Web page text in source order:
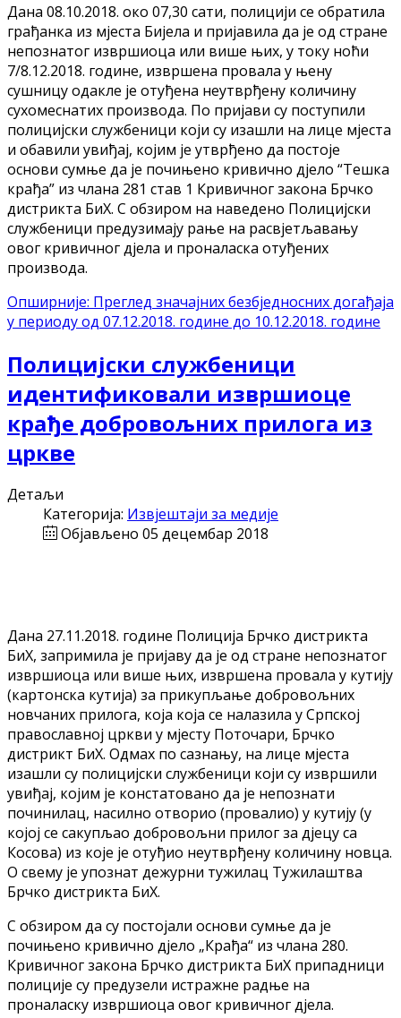
Дана 08.10.2018. око 07,30 сати, полицији се обратила
грађанка из мјеста Бијела и пријавила да је од стране
непознатог извршиоца или више њих, у току ноћи
7/8.12.2018. године, извршена провала у њену
сушницу одакле је отуђена неутврђену количину
сухомеснатих производа. По пријави су поступили
полицијски службеници који су изашли на лице мјеста
и обавили увиђај, којим је утврђено да постоје
основи сумње да је почињено кривично дјело “Тешка
крађа” из члана 281 став 1 Кривичног закона Брчко
дистрикта БиХ. С обзиром на наведено Полицијски
службеници предузимају рање на расвјетљавању
овог кривичног дјела и проналаска отуђених
производа.
Опширније: Преглед значајних безбједносних догађаја
у периоду од 07.12.2018. године до 10.12.2018. године
Полицијски службеници
идентификовали извршиоце
крађе добровољних прилога из
цркве
Детаљи
Категорија: Извјештаји за медије
Објављено 05 децембар 2018
Дана 27.11.2018. године Полиција Брчко дистрикта
БиХ, запримила је пријаву да је од стране непознатог
извршиоца или више њих, извршена провала у кутију
(картонска кутија) за прикупљање добровољних
новчаних прилога, која која се налазила у Српској
православној цркви у мјесту Поточари, Брчко
дистрикт БиХ. Одмах по сазнању, на лице мјеста
изашли су полицијски службеници који су извршили
увиђај, којим је констатовано да је непознати
починилац, насилно отворио (провалио) у кутију (у
којој се сакупљао добровољни прилог за дјецу са
Косова) из које је отуђио неутврђену количину новца.
О свему је упознат дежурни тужилац Тужилаштва
Брчко дистрикта БиХ.
С обзиром да су постојали основи сумње да је
почињено кривично дјело „Крађа“ из члана 280.
Кривичног закона Брчко дистрикта БиХ припадници
полиције су предузели истражне радње на
проналаску извршиоца овог кривичног дјела.